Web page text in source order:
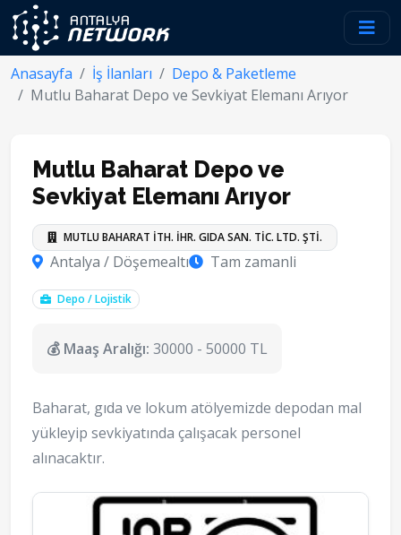
Anasayfa İş İlanları
Depo & Paketleme
Mutlu Baharat Depo ve Sevkiyat Elemanı Arıyor
Mutlu Baharat Depo ve
Sevkiyat Elemanı Arıyor
MUTLU BAHARAT İTH. İHR. GIDA SAN. TİC. LTD. ŞTİ.
Antalya / Döşemealtı Tam zamanli
Depo / Lojistik
💰 Maaş Aralığı: 30000 - 50000 TL
Baharat, gıda ve lokum atölyemizde depodan mal
yükleyip sevkiyatında çalışacak personel
alınacaktır.